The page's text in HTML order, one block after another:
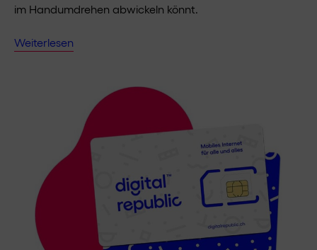
im Handumdrehen abwickeln könnt.
Weiterlesen